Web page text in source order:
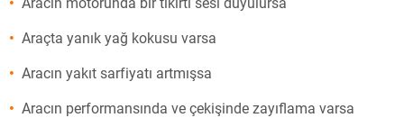
Araçta yanık yağ kokusu varsa
Aracın yakıt sarfiyatı artmışsa
Aracın performansında ve çekişinde zayıflama varsa